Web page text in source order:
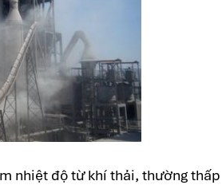
nhiệt độ từ khí thải, thường thấp